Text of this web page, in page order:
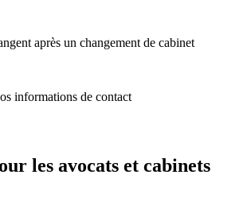
après un changement de cabinet
informations de contact
les avocats et cabinets